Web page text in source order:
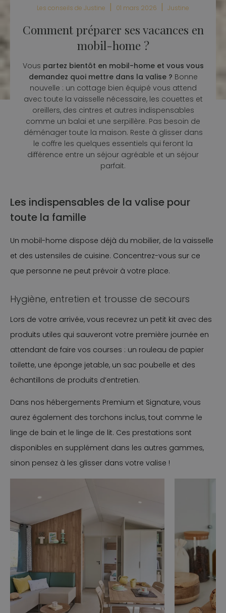
Les conseils de Justine | 01 mars 2026 | Justine
Comment préparer ses vacances en
mobil-home ?
Vous partez bientôt en mobil-home et vous vous
demandez quoi mettre dans la valise ? Bonne
nouvelle : un cottage bien équipé vous attend
avec toute la vaisselle nécessaire, les couettes et
oreillers, des cintres et autres indispensables
comme un balai et une serpillère. Pas besoin de
déménager toute la maison. Reste à glisser dans
le coffre les quelques essentiels qui feront la
différence entre un séjour agréable et un séjour
parfait.
Les indispensables de la valise pour
toute la famille
Un mobil-home dispose déjà du mobilier, de la vaisselle
et des ustensiles de cuisine. Concentrez-vous sur ce
que personne ne peut prévoir à votre place.
Hygiène, entretien et trousse de secours
Lors de votre arrivée, vous recevrez un petit kit avec des
produits utiles qui sauveront votre première journée en
attendant de faire vos courses : un rouleau de papier
toilette, une éponge jetable, un sac poubelle et des
échantillons de produits d’entretien.
Dans nos hébergements Premium et Signature, vous
aurez également des torchons inclus, tout comme le
linge de bain et le linge de lit. Ces prestations sont
disponibles en supplément dans les autres gammes,
sinon pensez à les glisser dans votre valise !